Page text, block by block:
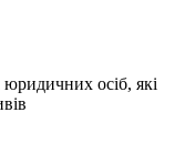
осіб, які